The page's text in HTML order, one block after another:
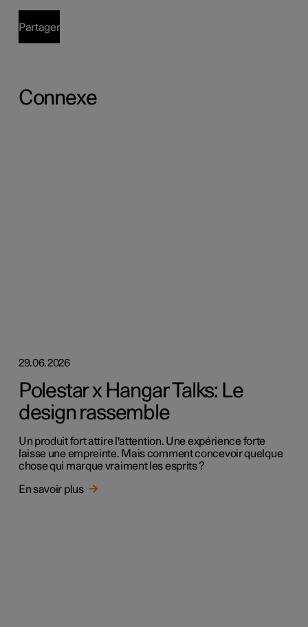
Partager
Connexe
29.06.2026
Polestar x Hangar Talks: Le
design rassemble
Un produit fort attire l'attention. Une expérience forte
laisse une empreinte. Mais comment concevoir quelque
chose qui marque vraiment les esprits ?
En savoir plus